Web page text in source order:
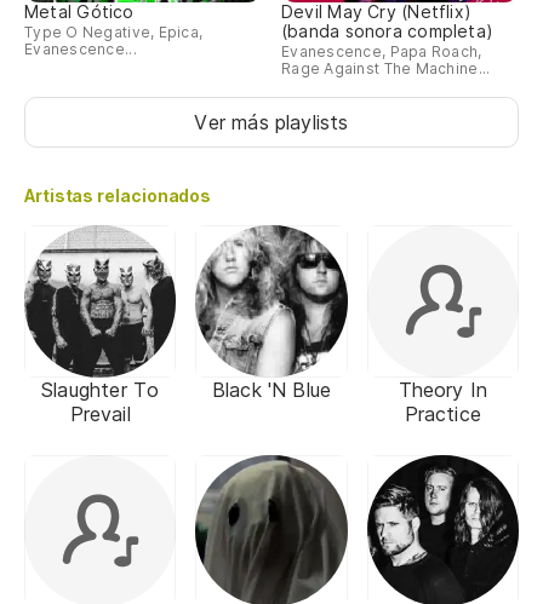
Metal Gótico
Type O Negative, Epica,
Evanescence...
Devil May Cry (Netflix)
(banda sonora completa)
Evanescence, Papa Roach,
Rage Against The Machine...
Ver más playlists
Artistas relacionados
Slaughter To
Prevail
Black 'N Blue
Theory In
Practice